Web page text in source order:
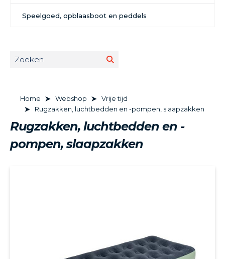
Speelgoed, opblaasboot en peddels
Home Webshop
Vrije tijd
Rugzakken, luchtbedden en -pompen, slaapzakken
Rugzakken, luchtbedden en -
pompen, slaapzakken